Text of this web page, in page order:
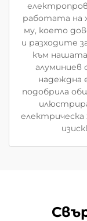
работата на
му, което
и разходите
към
алуминиев
надеждна
подобрила